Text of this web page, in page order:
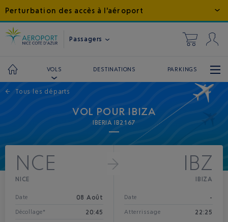
Perturbation des accès à l'aéroport
Passagers
VOLS DESTINATIONS PARKINGS
← Tous les départs
VOL POUR IBIZA
IBERIA IB2167
NCE
NICE
Date 08 Août
Décollage* 20:45
IBZ
IBIZA
Date -
Atterrissage 22:25